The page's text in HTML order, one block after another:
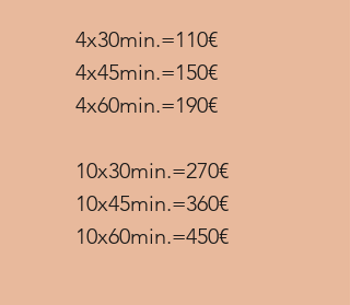
4x30min.=110€
4x45min.=150€
4x60min.=190€
10x30min.=270€
10x45min.=360€
10x60min.=450€